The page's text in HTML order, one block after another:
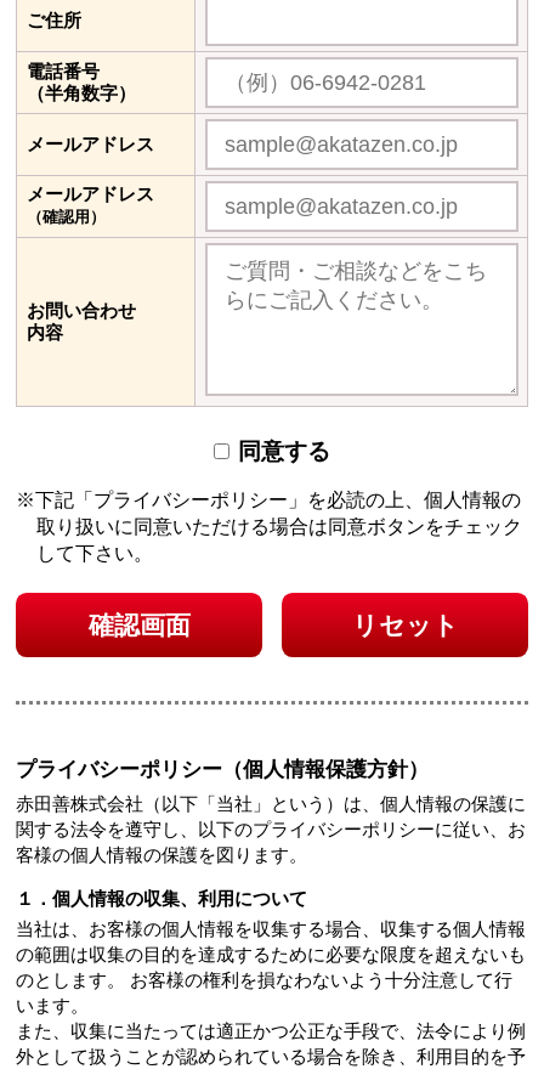
ご住所
電話番号
（半角数字）
メールアドレス
メールアドレス
（確認用）
お問い合わせ
内容
同意する
下記「プライバシーポリシー」を必読の上、個人情報の
取り扱いに同意いただける場合は同意ボタンをチェック
して下さい。
確認画面 リセット
プライバシーポリシー（個人情報保護方針）
赤田善株式会社（以下「当社」という）は、個人情報の保護に
関する法令を遵守し、以下のプライバシーポリシーに従い、お
客様の個人情報の保護を図ります。
１．個人情報の収集、利用について
当社は、お客様の個人情報を収集する場合、収集する個人情報
の範囲は収集の目的を達成するために必要な限度を超えないも
のとします。 お客様の権利を損なわないよう十分注意して行
います。
また、収集に当たっては適正かつ公正な手段で、法令により例
外として扱うことが認められている場合を除き、利用目的を予